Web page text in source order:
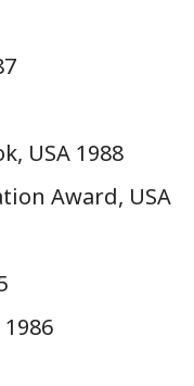
USA 1988
Award, USA